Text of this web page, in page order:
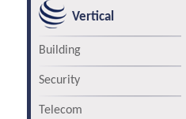
Vertical
Building
Security
Telecom